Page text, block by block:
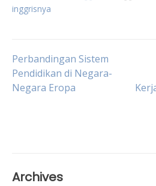
inggrisnya
Post
navigation
Perbandingan Sistem
Pendidikan di Negara-
Negara Eropa
Archives